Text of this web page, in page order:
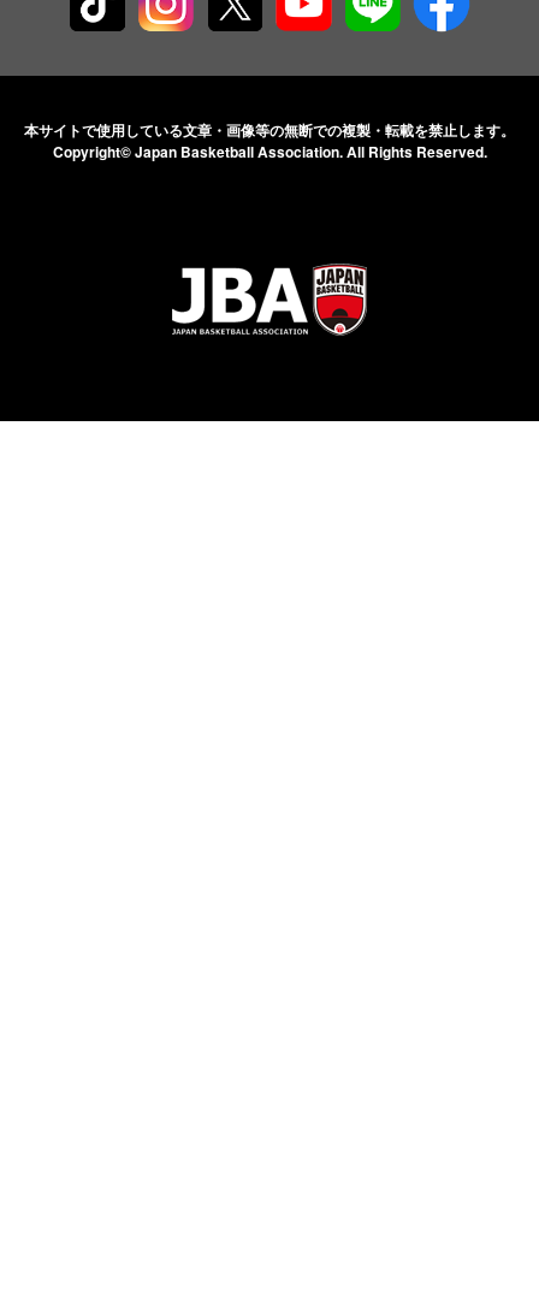
本サイトで使用している文章・画像等の無断での複製・転載を禁止します。
Copyright© Japan Basketball Association.All Rights Reserved.